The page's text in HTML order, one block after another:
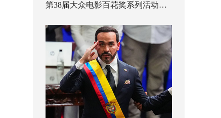
第38届大众电影百花奖系列活动开幕